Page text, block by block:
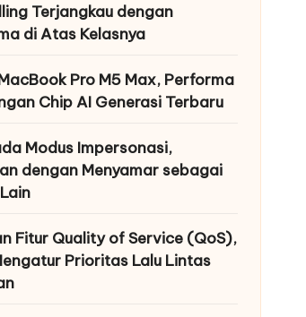
Terjangkau dengan
di Atas Kelasnya
Pro M5 Max, Performa
Chip AI Generasi Terbaru
Modus Impersonasi,
dengan Menyamar sebagai
Fitur Quality of Service (QoS),
Prioritas Lalu Lintas